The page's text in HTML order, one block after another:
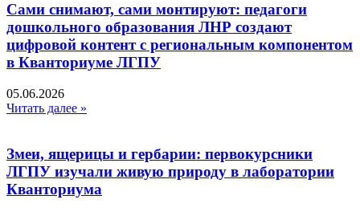
Сами снимают, сами монтируют: педагоги
дошкольного образования ЛНР создают
цифровой контент с региональным компонентом
в Кванториуме ЛГПУ​
05.06.2026
Читать далее »
Змеи, ящерицы и гербарии: первокурсники
ЛГПУ изучали живую природу в лаборатории
Кванториума